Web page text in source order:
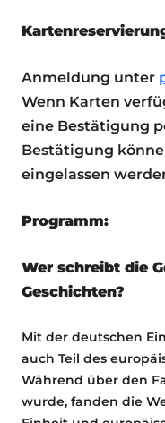
Anmeldung unter
Wenn Karten
eine Bestätigung
Bestätigung
eingelassen
Programm:
Wer schreibt die
Geschichten?
Mit der deutschen
auch Teil des
Während über den
wurde, fanden die